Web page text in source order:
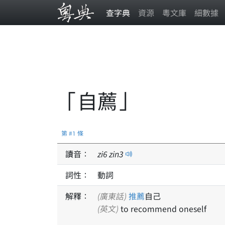
查字典 資源 粵文庫 細數據
「自薦」
第 #1 條
讀音： zi6zin3
詞性：
動詞
解釋：
(廣東話) 推薦自己
(英文) to recommend oneself